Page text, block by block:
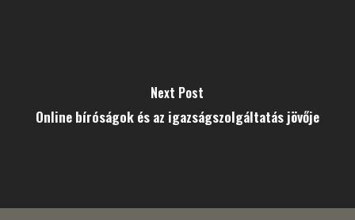
Next Post
Online bíróságok és az igazságszolgáltatás jövője